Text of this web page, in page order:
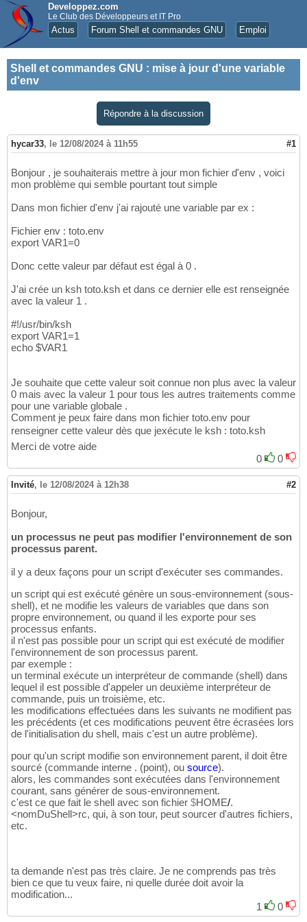
Developpez.com
Le Club des Développeurs et IT Pro
Actus Forum Shell et commandes GNU Emploi
Shell et commandes GNU : mise à jour d'une variable
d'env
Répondre à la discussion
hycar33, le 12/08/2024 à 11h55 #1
Bonjour , je souhaiterais mettre à jour mon fichier d'env , voici
mon problème qui semble pourtant tout simple
Dans mon fichier d'env j'ai rajouté une variable par ex :
Fichier env : toto.env
export VAR1=0
Donc cette valeur par défaut est égal à 0 .
J'ai crée un ksh toto.ksh et dans ce dernier elle est renseignée
avec la valeur 1 .
#!/usr/bin/ksh
export VAR1=1
echo $VAR1
Je souhaite que cette valeur soit connue non plus avec la valeur
0 mais avec la valeur 1 pour tous les autres traitements comme
pour une variable globale .
Comment je peux faire dans mon fichier toto.env pour
renseigner cette valeur dès que jexécute le ksh : toto.ksh
Merci de votre aide
0
0
Invité, le 12/08/2024 à 12h38 #2
Bonjour,
un processus ne peut pas modifier l'environnement de son
processus parent.
il y a deux façons pour un script d'exécuter ses commandes.
un script qui est exécuté génère un sous-environnement (sous-
shell), et ne modifie les valeurs de variables que dans son
propre environnement, ou quand il les exporte pour ses
processus enfants.
il n'est pas possible pour un script qui est exécuté de modifier
l'environnement de son processus parent.
par exemple :
un terminal exécute un interpréteur de commande (shell) dans
lequel il est possible d'appeler un deuxième interpréteur de
commande, puis un troisième, etc.
les modifications effectuées dans les suivants ne modifient pas
les précédents (et ces modifications peuvent être écrasées lors
de l'initialisation du shell, mais c'est un autre problème).
pour qu'un script modifie son environnement parent, il doit être
sourcé (commande interne . (point), ou source).
alors, les commandes sont exécutées dans l'environnement
courant, sans générer de sous-environnement.
c'est ce que fait le shell avec son fichier $HOME/.
<nomDuShell>rc, qui, à son tour, peut sourcer d'autres fichiers,
etc.
ta demande n'est pas très claire. Je ne comprends pas très
bien ce que tu veux faire, ni quelle durée doit avoir la
modification...
1
0